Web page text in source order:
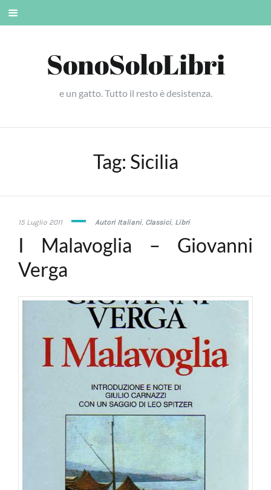
Skip
SonoSoloLibri
e un gatto. Tutto il resto è desistenza.
Tag: Sicilia
15 Luglio 20117
2019
Autori Italiani, Classici, Libri
I Malavoglia – Giovanni
Verga